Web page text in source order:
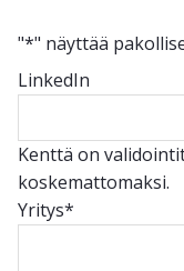
"*" näyttää
LinkedIn
Kenttä on
koskemattomaksi.
Yritys*